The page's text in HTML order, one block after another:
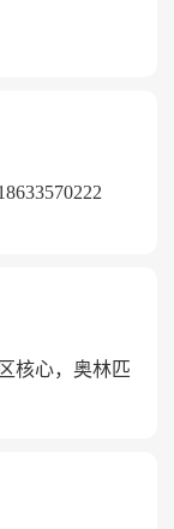
核心，奥林匹